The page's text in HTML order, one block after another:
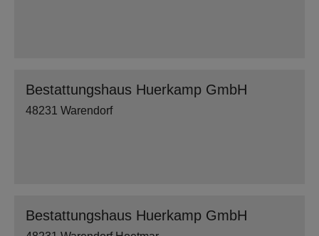
Bestattungshaus Huerkamp GmbH
48231 Warendorf
Bestattungshaus Huerkamp GmbH